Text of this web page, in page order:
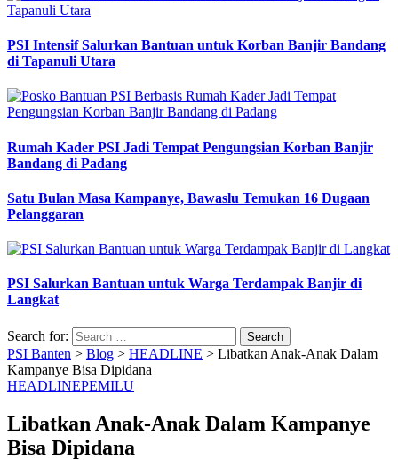
PSI Intensif Salurkan Bantuan untuk Korban Banjir Bandang
di Tapanuli Utara
Rumah Kader PSI Jadi Tempat Pengungsian Korban Banjir
Bandang di Padang
Satu Bulan Masa Kampanye, Bawaslu Temukan 16 Dugaan
Pelanggaran
PSI Salurkan Bantuan untuk Warga Terdampak Banjir di
Langkat
Search for:
PSI Banten > Blog > HEADLINE > Libatkan Anak-Anak Dalam
Kampanye Bisa Dipidana
HEADLINEPEMILU
Libatkan Anak-Anak Dalam Kampanye
Bisa Dipidana